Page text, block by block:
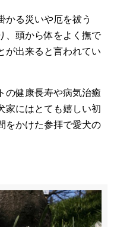
かる災いや厄を祓う
、頭から体をよく撫で
が出来ると言われてい
の健康長寿や病気治癒
家にはとても嬉しい初
をかけた参拝で愛犬の